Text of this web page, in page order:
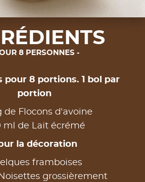
8 PERSONNES
pour 8 portions. 1 bol par
portion
de Flocons d'avoine
ml de Lait écrémé
la décoration
framboises
grossièrement